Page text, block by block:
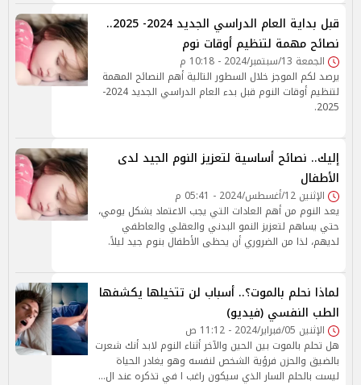
قبل بداية العام الدراسي الجديد 2024- 2025..
نصائح مهمة لتنظيم أوقات نوم
الجمعة 13/سبتمبر/2024 - 10:18 م
يرصد لكم الموجز خلال السطور التالية أهم النصائح المهمة
لتنظيم أوقات النوم قبل بدء العام الدراسي الجديد 2024-
2025.
إليك.. نصائح أساسية لتعزيز النوم الجيد لدى
الأطفال
الإثنين 12/أغسطس/2024 - 05:41 م
يعد النوم من أهم العادات التي يجب الاعتماد بشكل يومي،
حتي يساهم لتعزيز النمو البدني والعقلي والعاطفي
لديهم، لذا من الضروري أن يحظى الأطفال بنوم جيد ليلاً.
لماذا نحلم بالموت؟.. أسباب لن تتخيلها يكشفها
الطب النفسي (فيديو)
الإثنين 05/فبراير/2024 - 11:12 ص
هل تحلم بالموت بين الحين والآخر أثناء النوم لابد أنك شعرت
بالضيق والحزن فرؤية الشخص لنفسه وهو يغادر الحياة
ليست بالحلم السار الذي سيكون راغب ا في تذكره عند ال…